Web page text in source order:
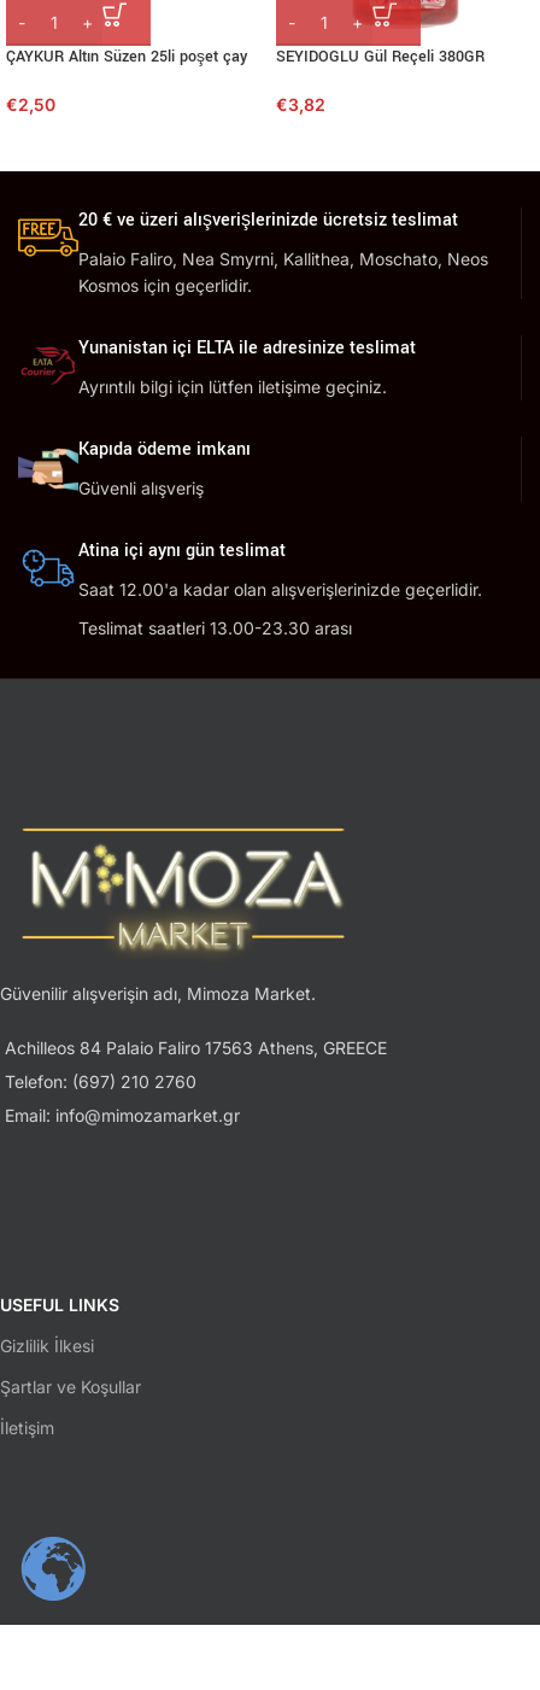
ÇAYKUR Altın Süzen 25li poşet çay
€2,50
SEYIDOGLU Gül Reçeli 380GR
€3,82
20 € ve üzeri alışverişlerinizde ücretsiz teslimat
Palaio Faliro, Nea Smyrni, Kallithea, Moschato, Neos
Kosmos için geçerlidir.
Yunanistan içi ELTA ile adresinize teslimat
Ayrıntılı bilgi için lütfen iletişime geçiniz.
Kapıda ödeme imkanı
Güvenli alışveriş
Atina içi aynı gün teslimat
Saat 12.00'a kadar olan alışverişlerinizde geçerlidir.
Teslimat saatleri 13.00-23.30 arası
Güvenilir alışverişin adı, Mimoza Market.
Achilleos 84 Palaio Faliro 17563 Athens, GREECE
Telefon: (697) 210 2760
Email: info@mimozamarket.gr
USEFUL LINKS
Gizlilik İlkesi
Şartlar ve Koşullar
İletişim
SOSYAL MEDYA